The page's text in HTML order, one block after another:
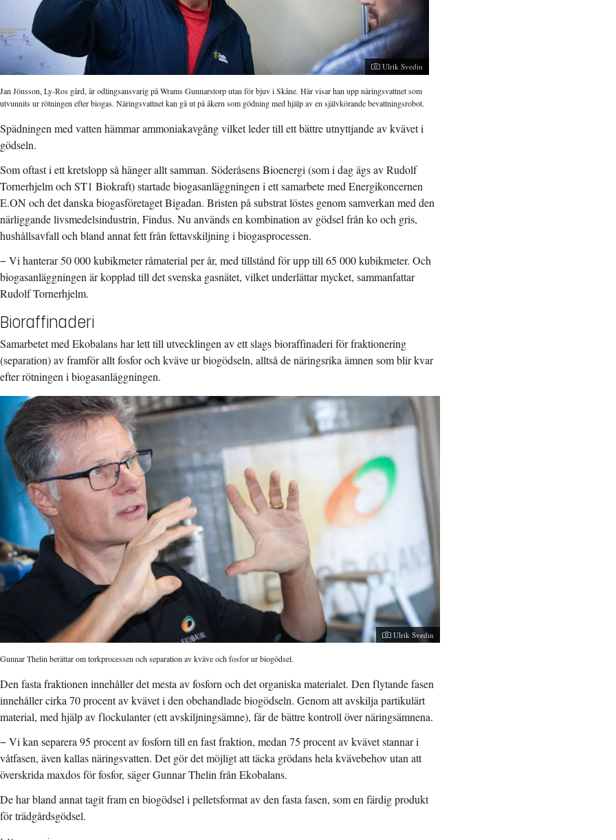
Ulrik Svedin
Jan Jönsson, Ly-Ros gård, är odlingsansvarig på Wrams Gunnarstorp utan för bjuv i Skåne. Här visar han upp näringsvattnet som
utvunnits ur rötningen efter biogas. Näringsvattnet kan gå ut på åkern som gödning med hjälp av en självkörande bevattningsrobot.
Spädningen med vatten hämmar ammoniakavgång vilket leder till ett bättre utnyttjande av kvävet i
gödseln.
Som oftast i ett kretslopp så hänger allt samman. Söderåsens Bioenergi (som i dag ägs av Rudolf
Tornerhjelm och ST1 Biokraft) startade biogasanläggningen i ett samarbete med Energikoncernen
E.ON och det danska biogasföretaget Bigadan. Bristen på substrat löstes genom samverkan med den
närliggande livsmedelsindustrin, Findus. Nu används en kombination av gödsel från ko och gris,
hushållsavfall och bland annat fett från fettavskiljning i biogasprocessen.
− Vi hanterar 50 000 kubikmeter råmaterial per år, med tillstånd för upp till 65 000 kubikmeter. Och
biogasanläggningen är kopplad till det svenska gasnätet, vilket underlättar mycket, sammanfattar
Rudolf Tornerhjelm.
Bioraffinaderi
Samarbetet med Ekobalans har lett till utvecklingen av ett slags bioraffinaderi för fraktionering
(separation) av framför allt fosfor och kväve ur biogödseln, alltså de näringsrika ämnen som blir kvar
efter rötningen i biogasanläggningen.
Fotograf:
Ulrik Svedin
Gunnar Thelin berättar om torkprocessen och separation av kväve och fosfor ur biogödsel.
Den fasta fraktionen innehåller det mesta av fosforn och det organiska materialet. Den flytande fasen
innehåller cirka 70 procent av kvävet i den obehandlade biogödseln. Genom att avskilja partikulärt
material, med hjälp av flockulanter (ett avskiljningsämne), får de bättre kontroll över näringsämnena.
− Vi kan separera 95 procent av fosforn till en fast fraktion, medan 75 procent av kvävet stannar i
våtfasen, även kallas näringsvatten. Det gör det möjligt att täcka grödans hela kvävebehov utan att
överskrida maxdos för fosfor, säger Gunnar Thelin från Ekobalans.
De har bland annat tagit fram en biogödsel i pelletsformat av den fasta fasen, som en färdig produkt
för trädgårdsgödsel.